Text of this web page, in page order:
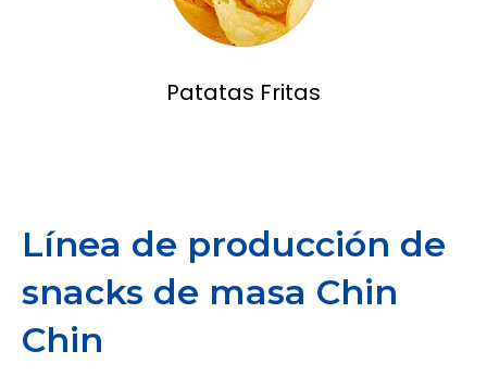
Patatas Fritas
Línea de producción de
snacks de masa Chin
Chin